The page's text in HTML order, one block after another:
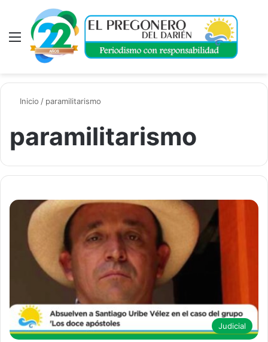
Menú
Inicio / paramilitarismo
paramilitarismo
Judicial